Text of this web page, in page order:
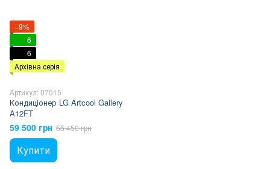
−9%
6
6
Архівна серія
Артикул: 07015
Кондиціонер LG Artcool Gallery
A12FT
59 500 грн 65 450 грн
Купити